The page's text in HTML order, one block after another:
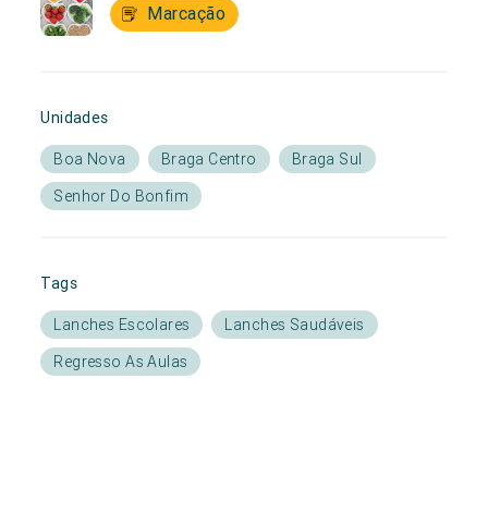
Marcação
Unidades
Boa Nova Braga Centro
Braga Sul
Senhor Do Bonfim
Tags
Lanches Escolares
Lanches Saudáveis
Regresso As Aulas